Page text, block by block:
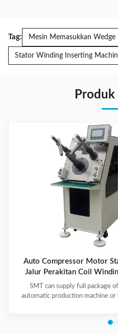
Tag: Mesin Memasukkan Wedge
Stator Winding Inserting
Auto Compressor Motor
Jalur Perakitan Coil
Memasukkan
SMT can supply full package
automatic production machine
production line including paper